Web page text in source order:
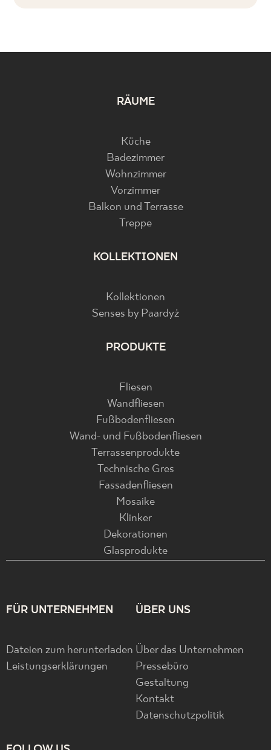
RÄUME
Küche
Badezimmer
Wohnzimmer
Vorzimmer
Balkon und Terrasse
Treppe
KOLLEKTIONEN
Kollektionen
Senses by Paardyż
PRODUKTE
Fliesen
Wandfliesen
Fußbodenfliesen
Wand- und Fußbodenfliesen
Terrassenprodukte
Technische Gres
Fassadenfliesen
Mosaike
Klinker
Dekorationen
Glasprodukte
FÜR UNTERNEHMEN
Dateien zum herunterladen
Leistungserklärungen
ÜBER UNS
Über das Unternehmen
Pressebüro
Gestaltung
Kontakt
Datenschutzpolitik